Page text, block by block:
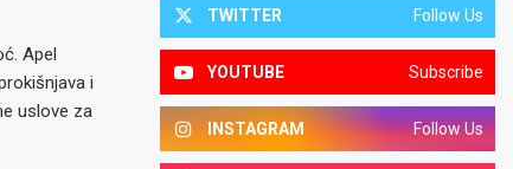
Apel
i
uslove za
TWITTER Follow Us
YOUTUBE Subscribe
INSTAGRAM Follow Us